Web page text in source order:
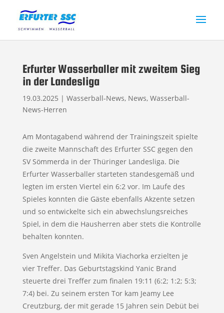
Erfurter Wasserballer mit zweitem Sieg
in der Landesliga
19.03.2025 | Wasserball-News, News, Wasserball-
News-Herren
Am Montagabend während der Trainingszeit spielte
die zweite Mannschaft des Erfurter SSC gegen den
SV Sömmerda in der Thüringer Landesliga. Die
Erfurter Wasserballer starteten standesgemäß und
legten im ersten Viertel ein 6:2 vor. Im Laufe des
Spieles konnten die Gäste ebenfalls Akzente setzen
und so entwickelte sich ein abwechslungsreiches
Spiel, in dem die Hausherren aber stets die Kontrolle
behalten konnten.
Sven Angelstein und Mikita Viachorka erzielten je
vier Treffer. Das Geburtstagskind Yanic Brand
steuerte drei Treffer zum finalen 19:11 (6:2; 1:2; 5:3;
7:4) bei. Zu seinem ersten Tor kam Jeamy Lee
Creutzburg, der mit gerade 15 Jahren sein Debüt bei